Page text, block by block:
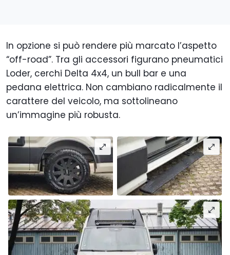
In opzione si può rendere più marcato l’aspetto
“off-road”. Tra gli accessori figurano pneumatici
Loder, cerchi Delta 4x4, un bull bar e una
pedana elettrica. Non cambiano radicalmente il
carattere del veicolo, ma sottolineano
un’immagine più robusta.